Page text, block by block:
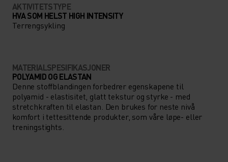
AKTIVITETSTYPE
HVA SOM HELST HIGH INTENSITY
Terrengsykling
MATERIALSPESIFIKASJONER
POLYAMID OG ELASTAN
Denne stoffblandingen forbedrer egenskapene til
polyamid - elastisitet, glatt tekstur og styrke - med
stretchkraften til elastan. Den brukes for neste nivå
komfort i tettesittende produkter, som våre løpe- eller
treningstights.